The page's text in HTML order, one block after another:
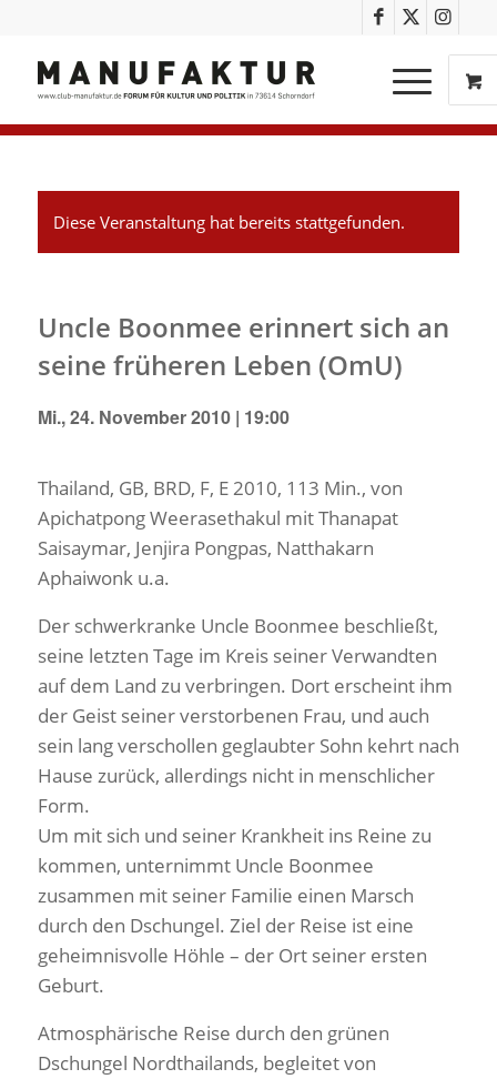
Diese Veranstaltung hat bereits stattgefunden.
Uncle Boonmee erinnert sich an
seine früheren Leben (OmU)
Mi., 24. November 2010 | 19:00
Thailand, GB, BRD, F, E 2010, 113 Min., von
Apichatpong Weerasethakul mit Thanapat
Saisaymar, Jenjira Pongpas, Natthakarn
Aphaiwonk u.a.
Der schwerkranke Uncle Boonmee beschließt,
seine letzten Tage im Kreis seiner Verwandten
auf dem Land zu verbringen. Dort erscheint ihm
der Geist seiner verstorbenen Frau, und auch
sein lang verschollen geglaubter Sohn kehrt nach
Hause zurück, allerdings nicht in menschlicher
Form.
Um mit sich und seiner Krankheit ins Reine zu
kommen, unternimmt Uncle Boonmee
zusammen mit seiner Familie einen Marsch
durch den Dschungel. Ziel der Reise ist eine
geheimnisvolle Höhle – der Ort seiner ersten
Geburt.
Atmosphärische Reise durch den grünen
Dschungel Nordthailands, begleitet von